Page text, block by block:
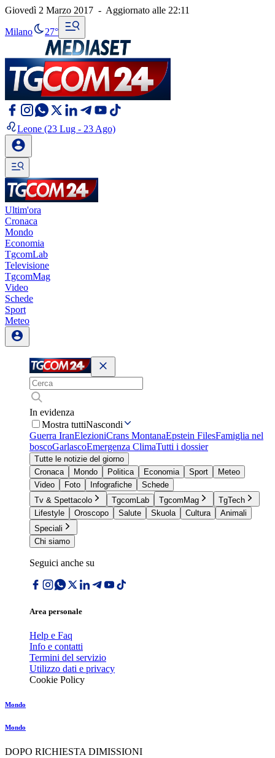
Giovedì 2 Marzo 2017 - Aggiornato alle 22:11
Milano 27°
Leone (23 Lug - 23 Ago)
Ultim'ora
Cronaca
Mondo
Economia
TgcomLab
Televisione
TgcomMag
Video
Schede
Sport
Meteo
In evidenza
Mostra tuttiNascondi
Guerra IranElezioniCrans MontanaEpstein FilesFamiglia nel
boscoGarlascoEmergenza ClimaTutti i dossier
Tutte le notizie del giorno
Cronaca
Mondo Politica Economia Sport
Meteo
Video
Foto Infografiche
Schede
Tv & Spettacolo
TgcomLab TgcomMag
TgTech
Lifestyle
Oroscopo Salute Skuola Cultura
Animali
Speciali
Chi siamo
Seguici anche su
Area personale
Help e Faq
Info e contatti
Termini del servizio
Utilizzo dati e privacy
Cookie Policy
Mondo
Mondo
DOPO RICHIESTA DIMISSIONI